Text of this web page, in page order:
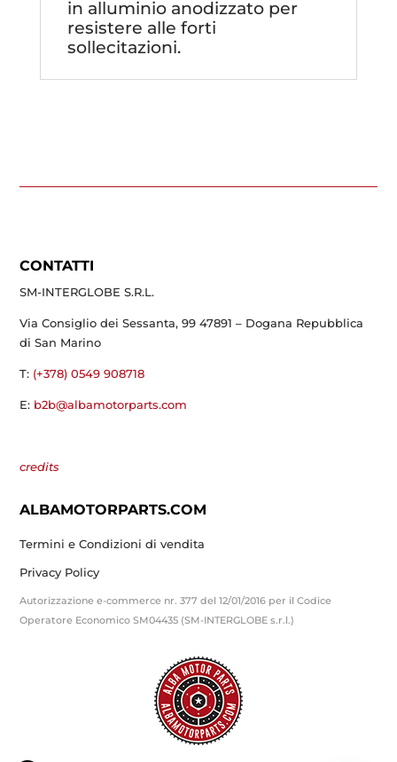
in alluminio anodizzato per
resistere alle forti
sollecitazioni.
CONTATTI
SM-INTERGLOBE S.R.L.
Via Consiglio dei Sessanta, 99 47891 – Dogana Repubblica
di San Marino
T: (+378) 0549 908718
E: b2b@albamotorparts.com
credits
ALBAMOTORPARTS.COM
Termini e Condizioni di vendita
Privacy Policy
Autorizzazione e-commerce nr. 377 del 12/01/2016 per il Codice
Operatore Economico SM04435 (SM-INTERGLOBE s.r.l.)